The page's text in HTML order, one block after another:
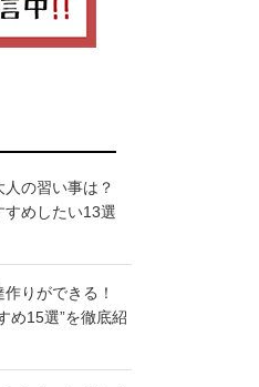
人の習い事は？
めしたい13選
作りができる！
め15選”を徹底紹